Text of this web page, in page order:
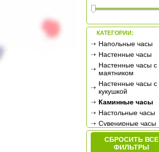
КАТЕГОРИИ:
Напольные часы
Настенные часы
Настенные часы с
маятником
Настенные часы с
кукушкой
Каминные часы
Настольные часы
Сувенирные часы
Будильники
Метеостанции
СБРОСИТЬ ВСЕ
ФИЛЬТРЫ